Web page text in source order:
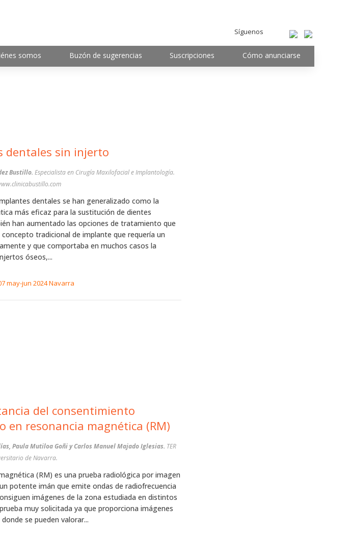
Síguenos
somos Buzón de sugerencias Suscripciones Cómo anunciarse
dentales sin injerto
Bustillo. Especialista en Cirugía Maxilofacial e Implantología.
dentales se han generalizado como la
más eficaz para la sustitución de dientes
han aumentado las opciones de tratamiento que
tradicional de implante que requería un
y que comportaba en muchos casos la
óseos,...
may-jun 2024 Navarra
del consentimiento
en resonancia magnética (RM)
Paula Mutiloa Goñi y Carlos Manuel Majado Iglesias. TER
de Navarra.
(RM) es una prueba radiológica por imagen
potente imán que emite ondas de radiofrecuencia
imágenes de la zona estudiada en distintos
muy solicitada ya que proporciona imágenes
se pueden valorar...